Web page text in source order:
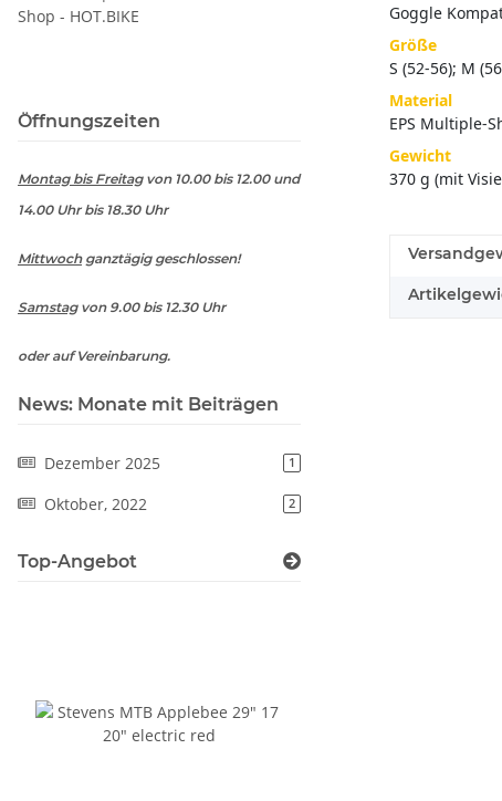
Goggle
Größe
S (52-56); M
Material
EPS Multiple-
Gewicht
370 g (mit
Öffnungszeiten
Montag bis Freitagvon 10.00 bis 12.00 und
14.00 Uhr bis 18.30 Uhr
Mittwochganztägig geschlossen!
Samstagvon 9.00 bis 12.30 Uhr
oder auf Vereinbarung.
News: Monate mit Beiträgen
Dezember 2025 1
Oktober, 2022 2
Top-Angebot